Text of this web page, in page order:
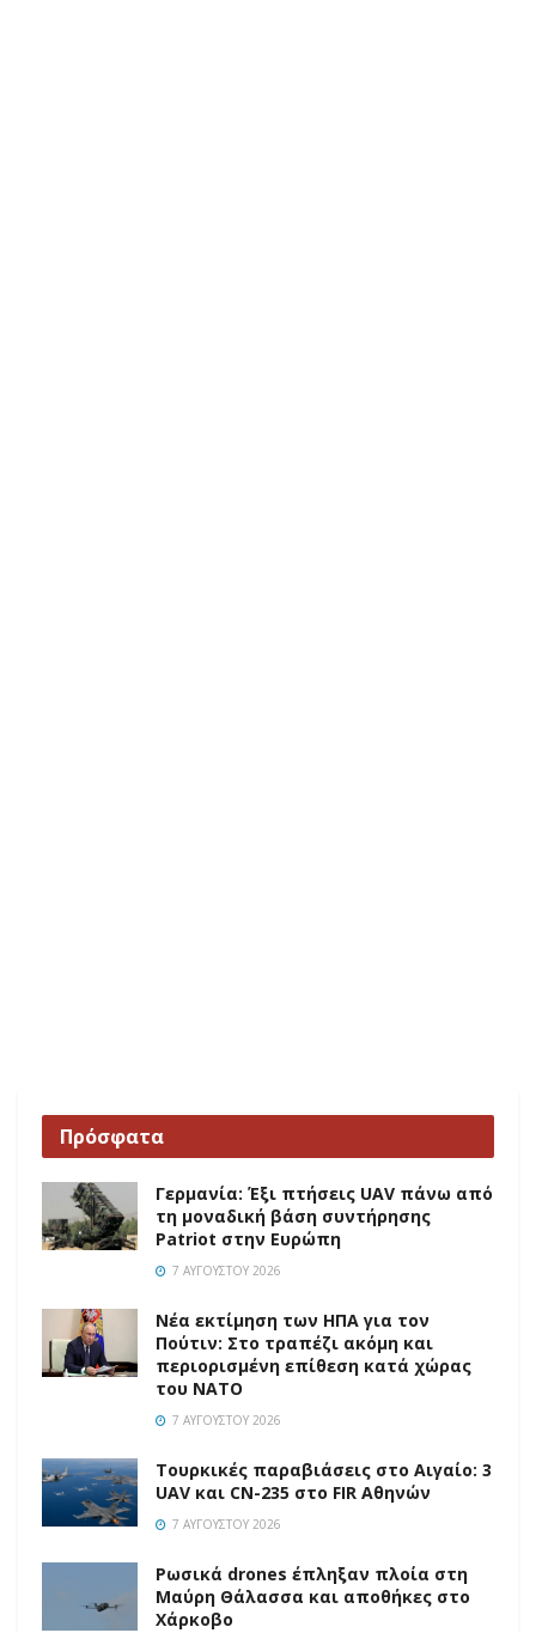
Πρόσφατα
Γερμανία: Έξι πτήσεις UAV πάνω από
τη μοναδική βάση συντήρησης
Patriot στην Ευρώπη
7 ΑΥΓΟΎΣΤΟΥ 2026
Νέα εκτίμηση των ΗΠΑ για τον
Πούτιν: Στο τραπέζι ακόμη και
περιορισμένη επίθεση κατά χώρας
του ΝΑΤΟ
7 ΑΥΓΟΎΣΤΟΥ 2026
Τουρκικές παραβιάσεις στο Αιγαίο: 3
UAV και CN-235 στο FIR Αθηνών
7 ΑΥΓΟΎΣΤΟΥ 2026
Ρωσικά drones έπληξαν πλοία στη
Μαύρη Θάλασσα και αποθήκες στο
Χάρκοβο